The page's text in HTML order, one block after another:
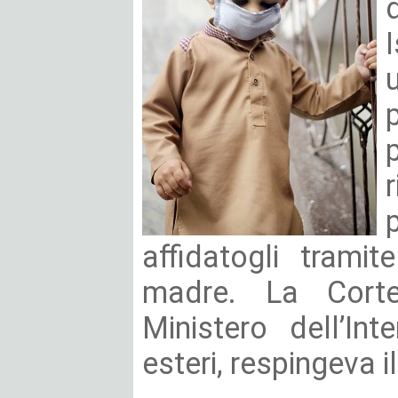
affidatogli
madre. La
Ministero
esteri, respingeva